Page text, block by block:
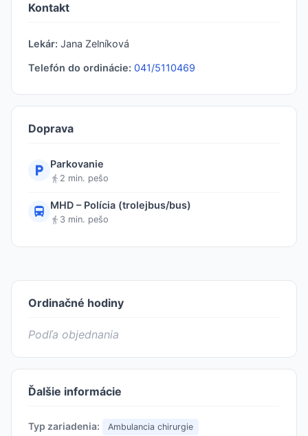
Kontakt
Lekár: Jana Zelníková
Telefón do ordinácie: 041/5110469
Doprava
Parkovanie
2 min. pešo
MHD – Polícia (trolejbus/bus)
3 min. pešo
Ordinačné hodiny
Podľa objednania
Ďalšie informácie
Typ zariadenia: Ambulancia chirurgie